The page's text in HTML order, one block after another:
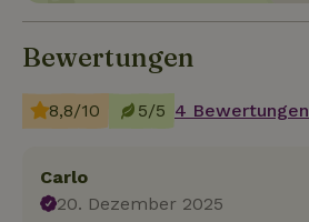
Bewertungen
8,8/10 5/5 4 Bewertungen
Carlo
20. Dezember 2025